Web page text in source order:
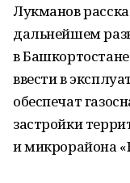
Лукманов
дальнейшем
в
ввести в
обеспечат
застройки
и микрорайона